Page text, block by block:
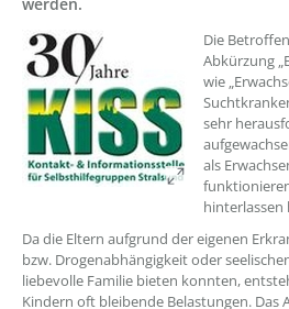
???
Die
Abkürzung
wie
sehr
als
hinterlassen
Da die Eltern aufgrund der eigenen
bzw. Drogenabhängigkeit oder
liebevolle Familie bieten konnten,
Kindern oft bleibende Belastungen. Das